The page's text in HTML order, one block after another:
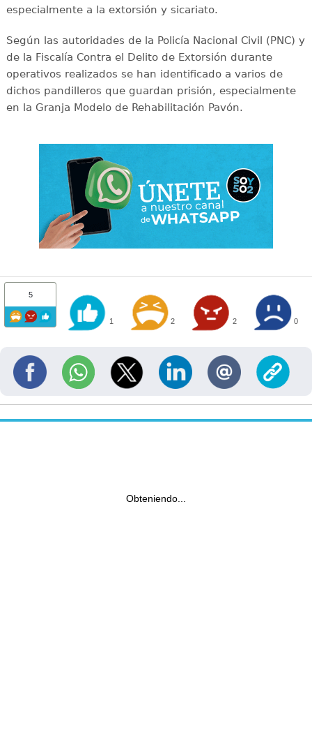
especialmente a la extorsión y sicariato.
Según las autoridades de la Policía Nacional Civil (PNC) y
de la Fiscalía Contra el Delito de Extorsión durante
operativos realizados se han identificado a varios de
dichos pandilleros que guardan prisión, especialmente
en la Granja Modelo de Rehabilitación Pavón.
5
1 2 2 0
Obteniendo...